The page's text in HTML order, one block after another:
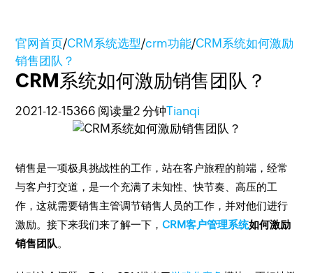
官网首页/CRM系统选型/crm功能/CRM系统如何激励
销售团队？
CRM系统如何激励销售团队？
2021-12-15366 阅读量2 分钟Tianqi
销售是一项极具挑战性的工作，站在客户旅程的前端，经常
与客户打交道，是一个充满了未知性、快节奏、高压的工
作，这就需要销售主管调节销售人员的工作，并对他们进行
激励。接下来我们来了解一下，CRM客户管理系统如何激励
销售团队。